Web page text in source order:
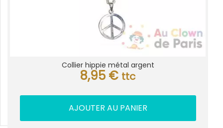
Collier hippie métal argent
8,95 € ttc
AJOUTER AU PANIER